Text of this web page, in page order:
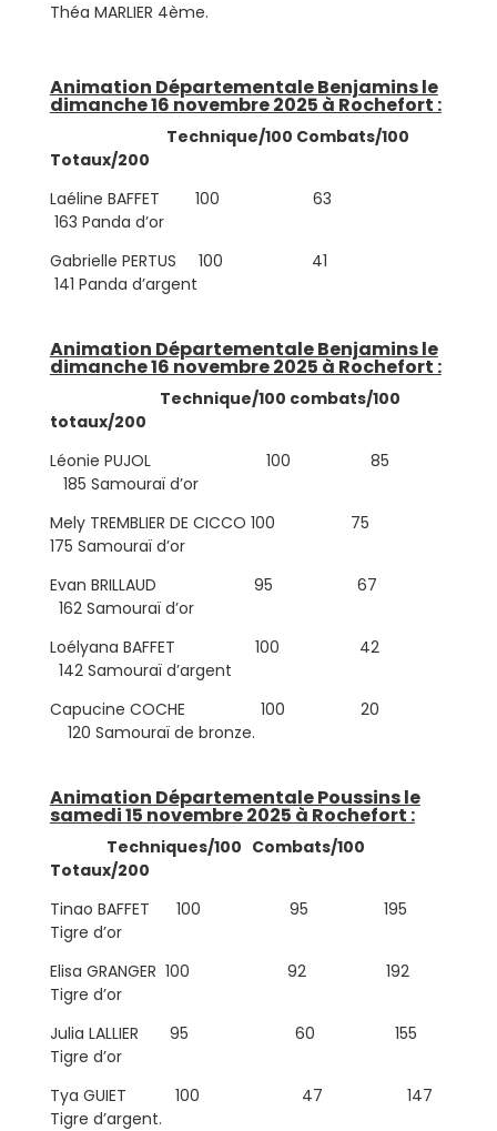
Théa MARLIER 4ème.
Animation Départementale Benjamins le
dimanche 16 novembre 2025 à Rochefort :
Technique/100 Combats/100
Totaux/200
Laéline BAFFET 100 63
163 Panda d’or
Gabrielle PERTUS 100 41
141 Panda d’argent
Animation Départementale Benjamins le
dimanche 16 novembre 2025 à Rochefort :
Technique/100 combats/100
totaux/200
Léonie PUJOL 100 85
185 Samouraï d’or
Mely TREMBLIER DE CICCO 100 75
175 Samouraï d’or
Evan BRILLAUD 95 67
162 Samouraï d’or
Loélyana BAFFET 100 42
142 Samouraï d’argent
Capucine COCHE 100 20
120 Samouraï de bronze.
Animation Départementale Poussins le
samedi 15 novembre 2025 à Rochefort :
Techniques/100 Combats/100
Totaux/200
Tinao BAFFET 100 95 195
Tigre d’or
Elisa GRANGER 100 92 192
Tigre d’or
Julia LALLIER 95 60 155
Tigre d’or
Tya GUIET 100 47 147
Tigre d’argent.